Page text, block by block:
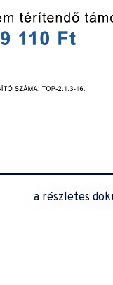
a részletes